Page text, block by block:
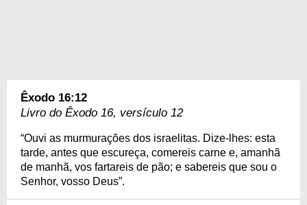
Êxodo 16:12
Livro do Êxodo 16, versículo 12
“Ouvi as murmurações dos israelitas. Dize-lhes: esta
tarde, antes que escureça, comereis carne e, amanhã
de manhã, vos fartareis de pão; e sabereis que sou o
Senhor, vosso Deus”.